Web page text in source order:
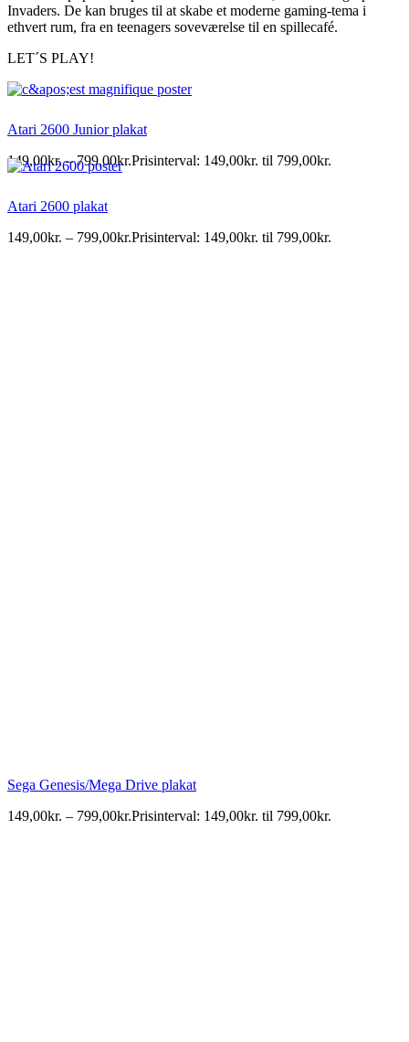
Invaders. De kan bruges til at skabe et moderne gaming-tema i
ethvert rum, fra en teenagers soveværelse til en spillecafé.
LET´S PLAY!
Atari 2600 Junior plakat
149,00kr. – 799,00kr.Prisinterval: 149,00kr. til 799,00kr.
Atari 2600 plakat
149,00kr. – 799,00kr.Prisinterval: 149,00kr. til 799,00kr.
Sega Genesis/Mega Drive plakat
149,00kr. – 799,00kr.Prisinterval: 149,00kr. til 799,00kr.